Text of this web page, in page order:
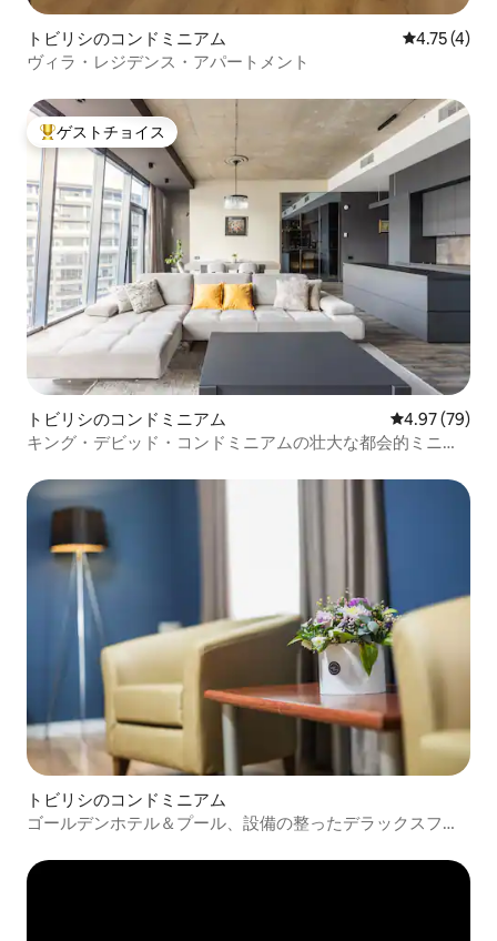
トビリシのコンドミニアム レビュー4
4.75 (4)
ヴィラ・レジデンス・アパートメント
大好評のゲストチョイスです。
ゲストチョイス
トビリシのコンドミニアム レビュー79
4.97 (79)
キング・デビッド・コンドミニアムの壮大な都会的ミニマ
トビリシのコンドミニアム
ゴールデンホテル＆プール、設備の整ったデラックスファ